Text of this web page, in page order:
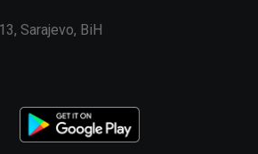
Sarajevo, BiH